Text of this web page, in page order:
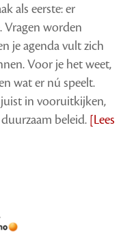
als eerste: er
Vragen worden
je agenda vult zich
Voor je het weet,
wat er nú speelt.
in vooruitkijken,
beleid. [Lees